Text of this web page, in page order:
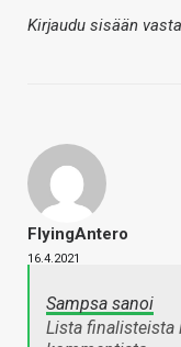
Kirjaudu sisään
FlyingAntero
16.4.2021
Sampsa sanoi
Lista finalisteista